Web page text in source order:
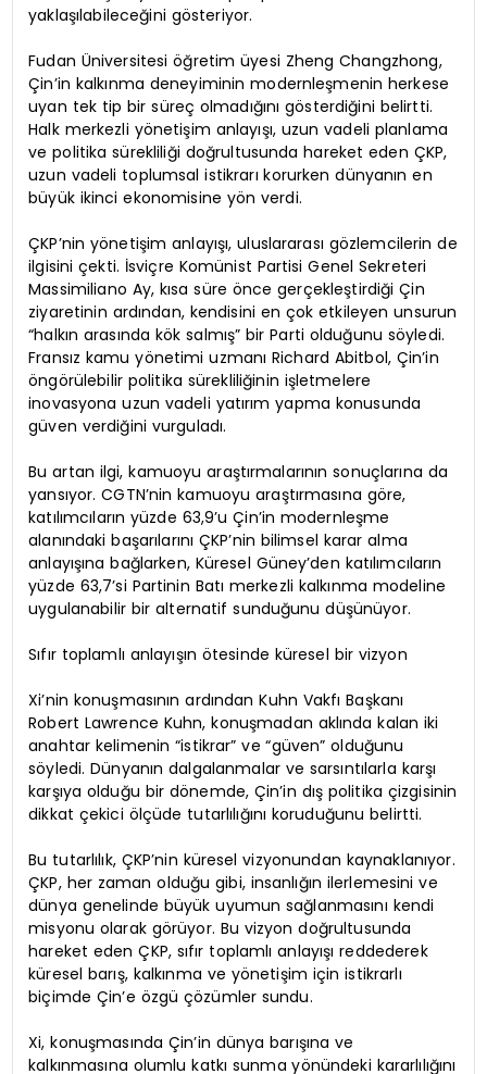
yaklaşılabileceğini gösteriyor.
Fudan Üniversitesi öğretim üyesi Zheng Changzhong,
Çin’in kalkınma deneyiminin modernleşmenin herkese
uyan tek tip bir süreç olmadığını gösterdiğini belirtti.
Halk merkezli yönetişim anlayışı, uzun vadeli planlama
ve politika sürekliliği doğrultusunda hareket eden ÇKP,
uzun vadeli toplumsal istikrarı korurken dünyanın en
büyük ikinci ekonomisine yön verdi.
ÇKP’nin yönetişim anlayışı, uluslararası gözlemcilerin de
ilgisini çekti. İsviçre Komünist Partisi Genel Sekreteri
Massimiliano Ay, kısa süre önce gerçekleştirdiği Çin
ziyaretinin ardından, kendisini en çok etkileyen unsurun
“halkın arasında kök salmış” bir Parti olduğunu söyledi.
Fransız kamu yönetimi uzmanı Richard Abitbol, Çin’in
öngörülebilir politika sürekliliğinin işletmelere
inovasyona uzun vadeli yatırım yapma konusunda
güven verdiğini vurguladı.
Bu artan ilgi, kamuoyu araştırmalarının sonuçlarına da
yansıyor. CGTN’nin kamuoyu araştırmasına göre,
katılımcıların yüzde 63,9’u Çin’in modernleşme
alanındaki başarılarını ÇKP’nin bilimsel karar alma
anlayışına bağlarken, Küresel Güney’den katılımcıların
yüzde 63,7’si Partinin Batı merkezli kalkınma modeline
uygulanabilir bir alternatif sunduğunu düşünüyor.
Sıfır toplamlı anlayışın ötesinde küresel bir vizyon
Xi’nin konuşmasının ardından Kuhn Vakfı Başkanı
Robert Lawrence Kuhn, konuşmadan aklında kalan iki
anahtar kelimenin “istikrar” ve “güven” olduğunu
söyledi. Dünyanın dalgalanmalar ve sarsıntılarla karşı
karşıya olduğu bir dönemde, Çin’in dış politika çizgisinin
dikkat çekici ölçüde tutarlılığını koruduğunu belirtti.
Bu tutarlılık, ÇKP’nin küresel vizyonundan kaynaklanıyor.
ÇKP, her zaman olduğu gibi, insanlığın ilerlemesini ve
dünya genelinde büyük uyumun sağlanmasını kendi
misyonu olarak görüyor. Bu vizyon doğrultusunda
hareket eden ÇKP, sıfır toplamlı anlayışı reddederek
küresel barış, kalkınma ve yönetişim için istikrarlı
biçimde Çin’e özgü çözümler sundu.
Xi, konuşmasında Çin’in dünya barışına ve
kalkınmasına olumlu katkı sunma yönündeki kararlılığını